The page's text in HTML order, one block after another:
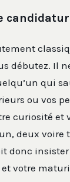
débutez. Il
qui
ou vos
curiosité et
deux
donc
et votre